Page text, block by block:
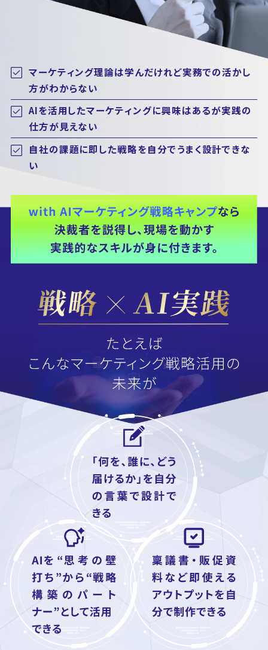
マーケティング理論は学んだけれど実務での活かし
方がわからない
AIを活用したマーケティングに興味はあるが実践の
仕方が見えない
自社の課題に即した戦略を自分でうまく設計できな
い